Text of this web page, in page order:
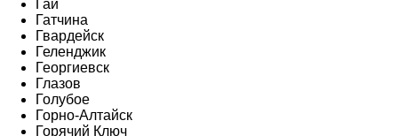
Гай
Гатчина
Гвардейск
Геленджик
Георгиевск
Глазов
Голубое
Горно-Алтайск
Горячий Ключ